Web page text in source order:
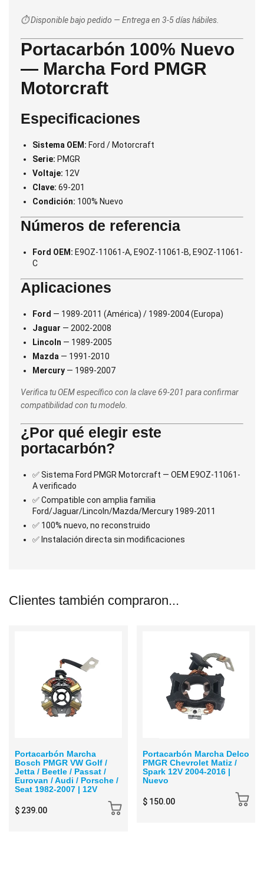
⏱️ Disponible bajo pedido — Entrega en 3-5 días hábiles.
Portacarbón 100% Nuevo
— Marcha Ford PMGR
Motorcraft
Especificaciones
Sistema OEM: Ford / Motorcraft
Serie: PMGR
Voltaje: 12V
Clave: 69-201
Condición: 100% Nuevo
Números de referencia
Ford OEM: E9OZ-11061-A, E9OZ-11061-B, E9OZ-11061-
C
Aplicaciones
Ford — 1989-2011 (América) / 1989-2004 (Europa)
Jaguar — 2002-2008
Lincoln — 1989-2005
Mazda — 1991-2010
Mercury — 1989-2007
Verifica tu OEM específico con la clave 69-201 para confirmar
compatibilidad con tu modelo.
¿Por qué elegir este
portacarbón?
✅ Sistema Ford PMGR Motorcraft — OEM E9OZ-11061-
A verificado
✅ Compatible con amplia familia
Ford/Jaguar/Lincoln/Mazda/Mercury 1989-2011
✅ 100% nuevo, no reconstruido
✅ Instalación directa sin modificaciones
Clientes también compraron...
Portacarbón Marcha
Bosch PMGR VW Golf /
Jetta / Beetle / Passat /
Eurovan / Audi / Porsche /
Seat 1982-2007 | 12V
$ 239.00
Portacarbón Marcha Delco
PMGR Chevrolet Matiz /
Spark 12V 2004-2016 |
Nuevo
$ 150.00